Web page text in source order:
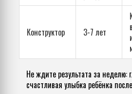
Конструктор 3-7 лет
Не ждите результата за неделю:
счастливая улыбка ребёнка